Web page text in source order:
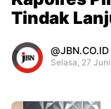
Tindak
JBN.CO.ID
Selasa, 27